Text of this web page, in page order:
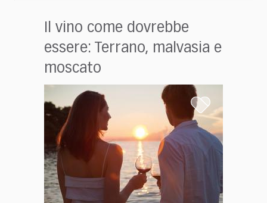
Il vino come dovrebbe
essere: Terrano, malvasia e
moscato